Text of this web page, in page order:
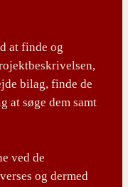
at finde og
bilag, finde de
at søge dem samt
ved de
og dermed